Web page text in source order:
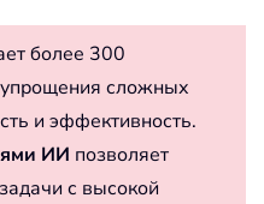
более 300
сложных
и эффективность.
ИИ позволяет
с высокой